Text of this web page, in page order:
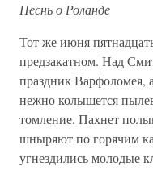
Песнь о Роланде
Тот же июня
предзакатном. Над
праздник Варфоломея,
нежно колышется
томление. Пахнет
шныряют по горячим
угнездились молодые